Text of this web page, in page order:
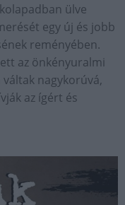
ülve
egy új és jobb
reményében.
az önkényuralmi
nagykorúvá,
az ígért és